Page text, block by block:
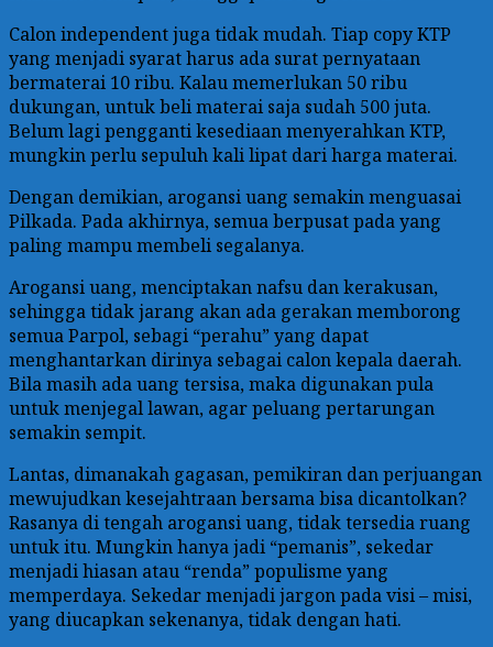
Calon independent juga tidak mudah. Tiap copy KTP
yang menjadi syarat harus ada surat pernyataan
bermaterai 10 ribu. Kalau memerlukan 50 ribu
dukungan, untuk beli materai saja sudah 500 juta.
Belum lagi pengganti kesediaan menyerahkan KTP,
mungkin perlu sepuluh kali lipat dari harga materai.
Dengan demikian, arogansi uang semakin menguasai
Pilkada. Pada akhirnya, semua berpusat pada yang
paling mampu membeli segalanya.
Arogansi uang, menciptakan nafsu dan kerakusan,
sehingga tidak jarang akan ada gerakan memborong
semua Parpol, sebagi “perahu” yang dapat
menghantarkan dirinya sebagai calon kepala daerah.
Bila masih ada uang tersisa, maka digunakan pula
untuk menjegal lawan, agar peluang pertarungan
semakin sempit.
Lantas, dimanakah gagasan, pemikiran dan perjuangan
mewujudkan kesejahtraan bersama bisa dicantolkan?
Rasanya di tengah arogansi uang, tidak tersedia ruang
untuk itu. Mungkin hanya jadi “pemanis”, sekedar
menjadi hiasan atau “renda” populisme yang
memperdaya. Sekedar menjadi jargon pada visi – misi,
yang diucapkan sekenanya, tidak dengan hati.